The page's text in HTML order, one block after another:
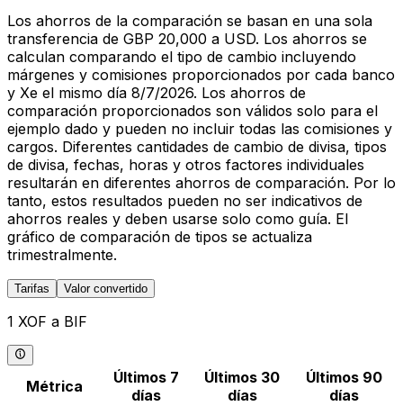
Los ahorros de la comparación se basan en una sola
transferencia de GBP 20,000 a USD. Los ahorros se
calculan comparando el tipo de cambio incluyendo
márgenes y comisiones proporcionados por cada banco
y Xe el mismo día 8/7/2026. Los ahorros de
comparación proporcionados son válidos solo para el
ejemplo dado y pueden no incluir todas las comisiones y
cargos. Diferentes cantidades de cambio de divisa, tipos
de divisa, fechas, horas y otros factores individuales
resultarán en diferentes ahorros de comparación. Por lo
tanto, estos resultados pueden no ser indicativos de
ahorros reales y deben usarse solo como guía. El
gráfico de comparación de tipos se actualiza
trimestralmente.
Tarifas Valor convertido
1 XOF a BIF
Métrica
Últimos 7
días
Últimos 30
días
Últimos 90
días